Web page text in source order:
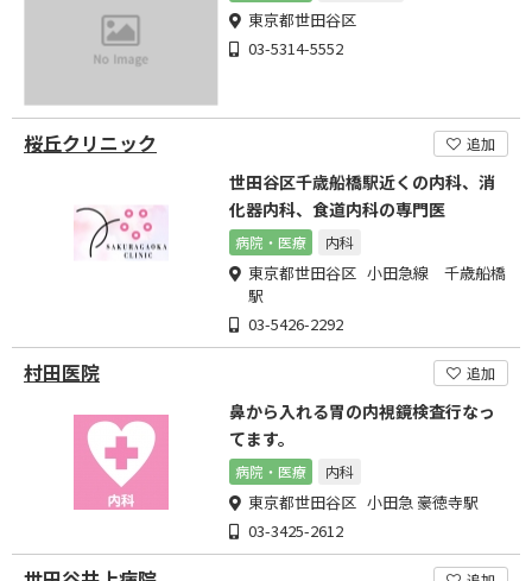
東京都世田谷区
03-5314-5552
桜丘クリニック 追加
世田谷区千歳船橋駅近くの内科、消
化器内科、食道内科の専門医
病院・医療 内科
東京都世田谷区 小田急線 千歳船橋
駅
03-5426-2292
村田医院 追加
鼻から入れる胃の内視鏡検査行なっ
てます。
病院・医療 内科
東京都世田谷区 小田急 豪徳寺駅
03-3425-2612